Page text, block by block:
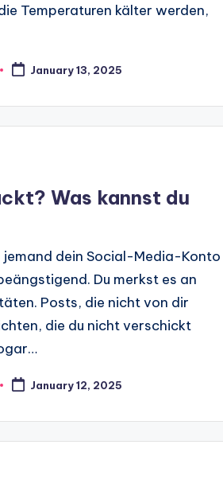
Temperaturen kälter werden,
January 13, 2025
Was kannst du
jemand dein Social-Media-Konto
Du merkst es an
Posts, die nicht von dir
die du nicht verschickt
January 12, 2025